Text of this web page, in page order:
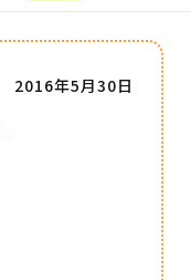
2016年5月30日